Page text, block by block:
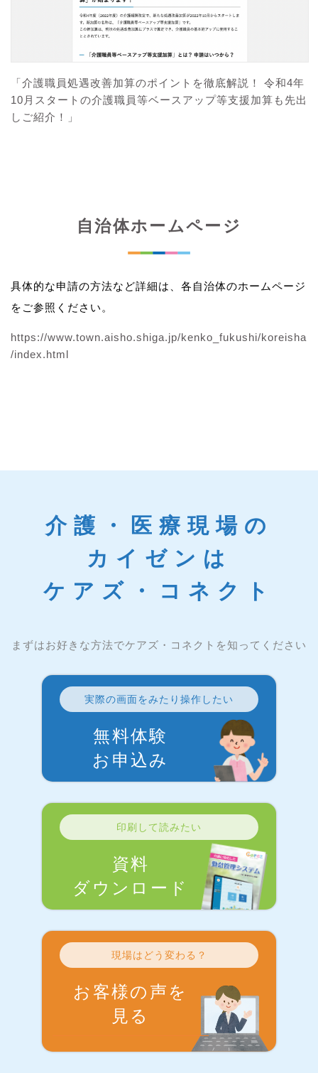
「介護職員処遇改善加算のポイントを徹底解説！ 令和4年
10月スタートの介護職員等ベースアップ等支援加算も先出
しご紹介！」
自治体ホームページ
具体的な申請の方法など詳細は、各自治体のホームページ
をご参照ください。
https://www.town.aisho.shiga.jp/kenko_fukushi/koreisha
/index.html
介護・医療現場の
カイゼンは
ケアズ・コネクト
まずはお好きな方法でケアズ・コネクトを知ってください
実際の画面をみたり操作したい
無料体験
お申込み
印刷して読みたい
資料
ダウンロード
現場はどう変わる？
お客様の声を
見る